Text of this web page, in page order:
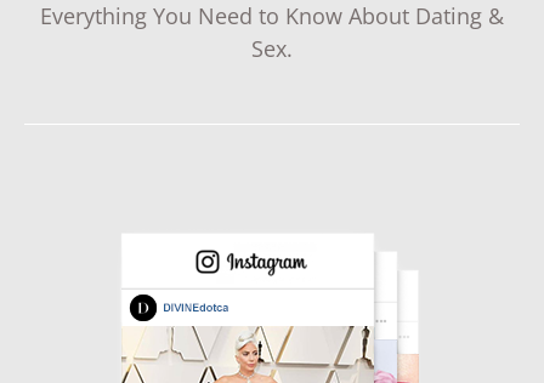
Everything You Need to Know About Dating &
Sex.